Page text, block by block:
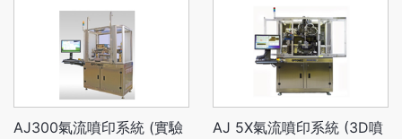
AJ300氣流噴印系統 (實驗
AJ 5X氣流噴印系統 (3D噴